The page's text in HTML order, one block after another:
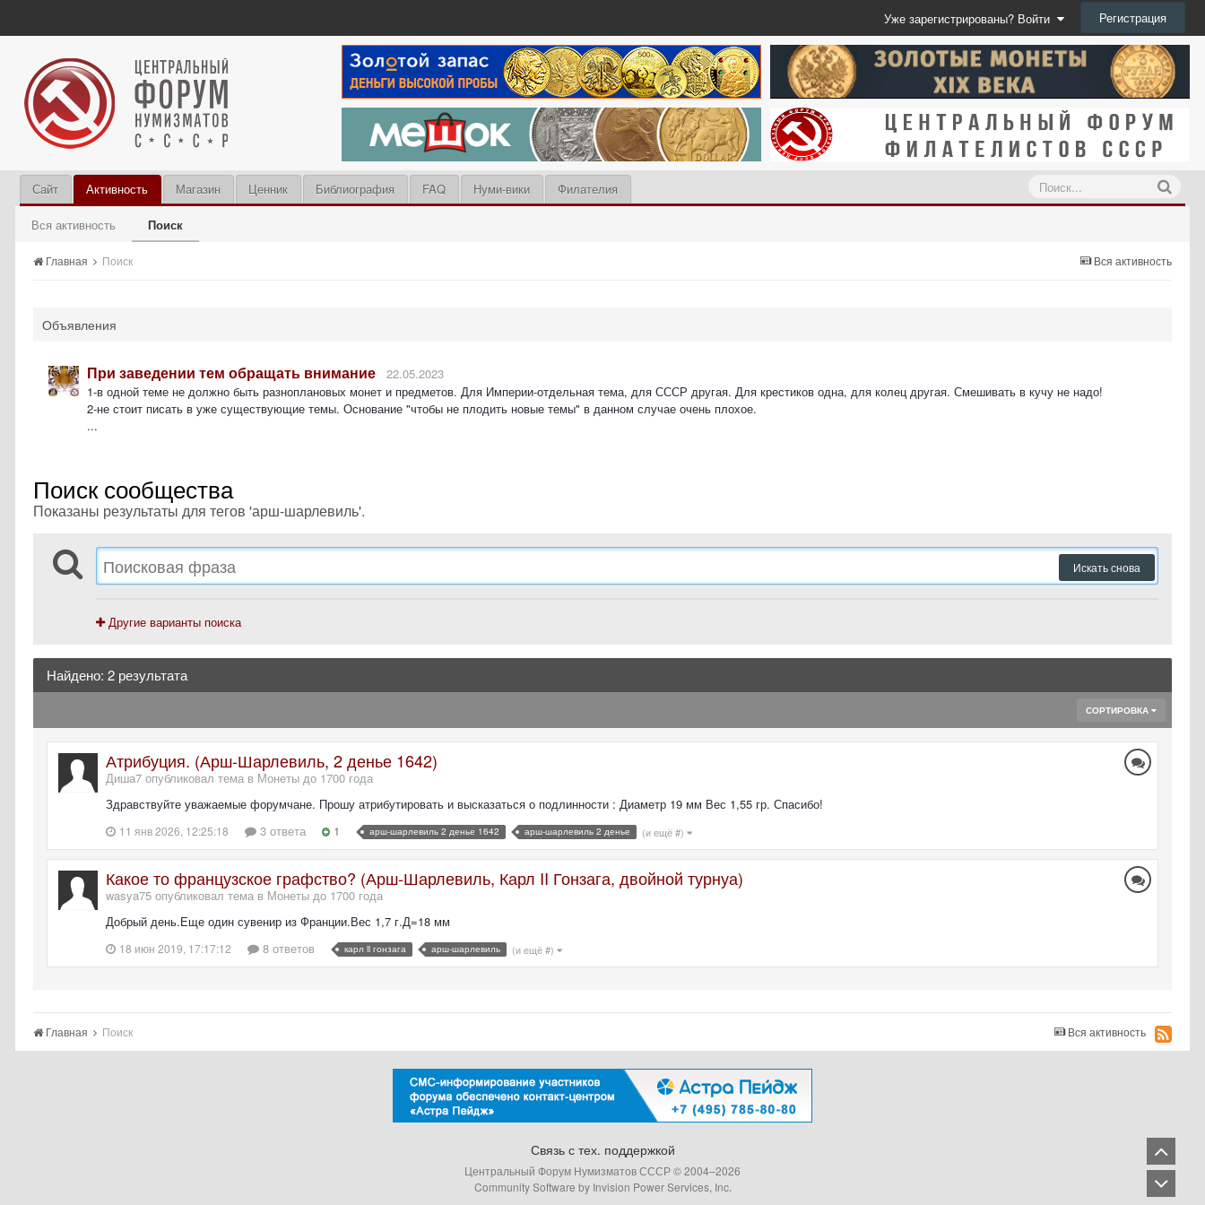
Уже зарегистрированы? Войти Регистрация
Сайт Активность
Вся активность Поиск
Магазин Ценник Библиография FAQ Нуми-вики Филателия
Вся активность
Главная Поиск
Объявления
При заведении тем обращать внимание
22.05.2023
1-в одной теме не должно быть разноплановых монет и предметов. Для Империи-отдельная тема, для СССР другая. Для крестиков одна, для колец другая. Смешивать в кучу не надо!
2-не стоит писать в уже существующие темы. Основание "чтобы не плодить новые темы" в данном случае очень плохое.
...
Поиск сообщества
Показаны результаты для тегов 'арш-шарлевиль'.
Искать снова
Другие варианты поиска
Найдено: 2 результата
СОРТИРОВКА
Атрибуция. (Арш-Шарлевиль, 2 денье 1642)
Диша7 опубликовал тема в Монеты до 1700 года
Здравствуйте уважаемые форумчане. Прошу атрибутировать и высказаться о подлинности : Диаметр 19 мм Вес 1,55 гр. Спасибо!
11 янв 2026, 12:25:18 3 ответа 1 арш-шарлевиль 2 денье 1642 арш-шарлевиль 2 денье (и ещё #)
Какое то французское графство? (Арш-Шарлевиль, Карл II Гонзага, двойной турнуа)
wasya75 опубликовал тема в Монеты до 1700 года
Добрый день.Еще один сувенир из Франции.Вес 1,7 г.Д=18 мм
18 июн 2019, 17:17:12 8 ответов карл ii гонзага арш-шарлевиль (и ещё #)
Вся активность
Главная Поиск
Связь с тех. поддержкой
Центральный Форум Нумизматов СССР © 2004–2026
Community Software by Invision Power Services, Inc.